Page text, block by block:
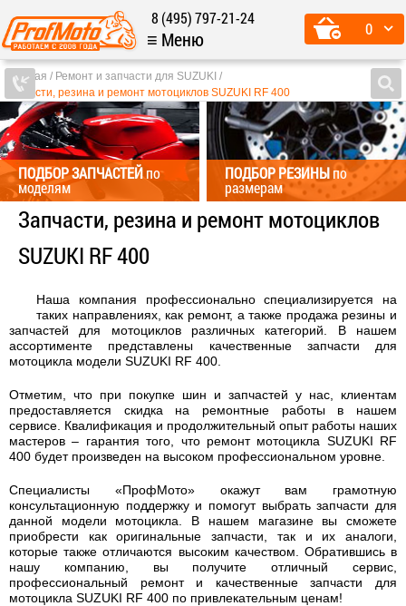
8 (495) 797-21-24
0
≡ Меню
Главная
Ремонт и запчасти для SUZUKI
Запчасти, резина и ремонт мотоциклов SUZUKI RF 400
ПОДБОР ЗАПЧАСТЕЙпо
моделям
ПОДБОР РЕЗИНЫпо
размерам
Запчасти, резина и ремонт мотоциклов
SUZUKI RF 400
Наша компания профессионально специализируется на
таких направлениях, как ремонт, а также продажа резины и
запчастей для мотоциклов различных категорий. В нашем
ассортименте представлены качественные запчасти для
мотоцикла модели SUZUKI RF 400.
Отметим, что при покупке шин и запчастей у нас, клиентам
предоставляется скидка на ремонтные работы в нашем
сервисе. Квалификация и продолжительный опыт работы наших
мастеров – гарантия того, что ремонт мотоцикла SUZUKI RF
400 будет произведен на высоком профессиональном уровне.
Специалисты «ПрофМото» окажут вам грамотную
консультационную поддержку и помогут выбрать запчасти для
данной модели мотоцикла. В нашем магазине вы сможете
приобрести как оригинальные запчасти, так и их аналоги,
которые также отличаются высоким качеством. Обратившись в
нашу компанию, вы получите отличный сервис,
профессиональный ремонт и качественные запчасти для
мотоцикла SUZUKI RF 400 по привлекательным ценам!